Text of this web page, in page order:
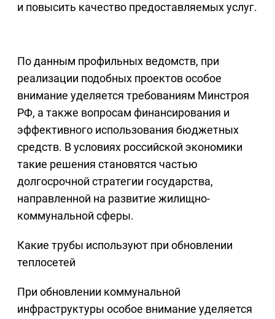
и повысить качество предоставляемых услуг.
По данным профильных ведомств, при
реализации подобных проектов особое
внимание уделяется требованиям Минстроя
РФ, а также вопросам финансирования и
эффективного использования бюджетных
средств. В условиях российской экономики
такие решения становятся частью
долгосрочной стратегии государства,
направленной на развитие жилищно-
коммунальной сферы.
Какие трубы используют при обновлении
теплосетей
При обновлении коммунальной
инфраструктуры особое внимание уделяется